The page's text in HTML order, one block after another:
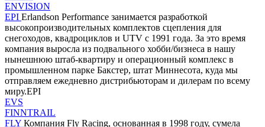
ENVISION
EPI Erlandson Performance занимается разработкой
высокопроизводительных комплектов сцепления для
снегоходов, квадроциклов и UTV с 1991 года. За это время
компания выросла из подвального хобби/бизнеса в нашу
нынешнюю штаб-квартиру и операционный комплекс в
промышленном парке Бакстер, штат Миннесота, куда мы
отправляем ежедневно дистрибьюторам и дилерам по всему
миру.EPI
EVS
FINNTRAIL
FLY Компания Fly Racing, основанная в 1998 году, сумела